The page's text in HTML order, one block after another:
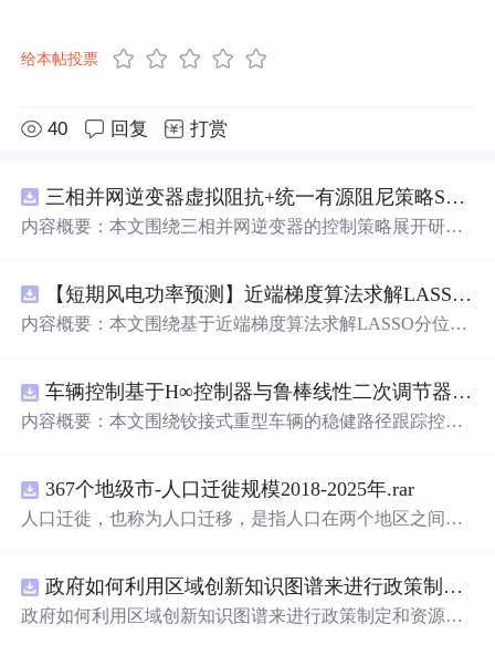
给本帖投票
40 回复 打赏
三相并网逆变器虚拟阻抗+统一有源阻尼策略SVPWM+SPWM调制仿真
内容概要：本文围绕三相并网逆变器的控制策略展开研
（正弦脉宽调制）两种调制方式在Simulink平台下的仿真建
模。通过引入虚拟阻抗改善系统输出阻抗特性，结合统一
量。研究涵盖了控制策略的设计、调制算法的实现、动态
响应分析及谐波抑制效果评估，同时拓展涉及正负序分
离、中点电位平衡、DPWMA调制等关键技术，构建了完
用于从事电力电子、新能源发电、智能电网及相关领域的
研究生、科研人员和工程技术人员，特别是具备三相并网
逆变器控制理论基础并熟悉MATLAB/Simulink仿真环境的
并网逆变器稳定性与控制策略的深入研究；②支撑学位论
文撰写、学术期刊投稿或科研项目申报中的仿真验证工
作；③为企业研发高性能、高可靠性的并网逆变器产品提
【短期风电功率预测】近端梯度算法求解LASSO分位数回归-短期风电功率预测研究（Matlab代码实现）
内容概要：本文围绕基于近端梯度算法求解LASSO分位数
分位数回归模型，深入剖析其数学原理，并引入近端梯度
算法进行高效优化求解，有效应对高维稀疏数据与异常值
的预测性能，结果表明其相较于传统方法具有更强的稳定
性和准确性。此外，文档还整合了电力系统、机器学习、
路径规划等多个领域的相关科研方向与技术应用案例，突
价值。; 适合人群：具备扎实的数学基础（如凸优化、统计
学习）与Matlab编程能力，从事新能源发电预测、电力系
统调度、智能优化算法或机器学习等领域的科研人员、工
车辆控制基于H∞控制器与鲁棒线性二次调节器RLQR的铰接式重型车辆的稳健路径跟踪控制研究（Matlab代码实现）
内容概要：本文围绕铰接式重型车辆的稳健路径跟踪控制
系统中存在的外部干扰与参数不确定性，设计H∞控制器以
增强系统的抗干扰能力，并结合RLQR优化控制性能，在
法在复杂行驶环境下的优越性与鲁棒性。; 适合人群：具备
自动控制理论基础、车辆工程或自动化相关背景，熟悉Mat
lab/Simulink仿真工具，从事智能车辆控制、路径跟踪算法
367个地级市-人口迁徙规模2018-2025年.rar
人口迁徙，也称为人口迁移，是指人口在两个地区之间的
化进程的加速以及人们生活方式的转变，人口流动的趋势
愈发明显。通过深入研究和分析人口迁徙的年度、月度数
政府如何利用区域创新知识图谱来进行政策制定和资源统筹？.docx
政府如何利用区域创新知识图谱来进行政策制定和资源统